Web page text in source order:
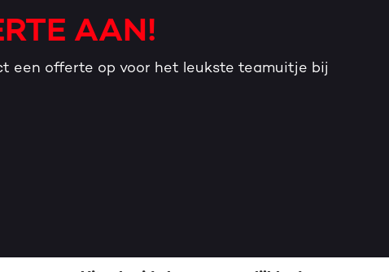
AAN!
een offerte op voor het leukste teamuitje bij